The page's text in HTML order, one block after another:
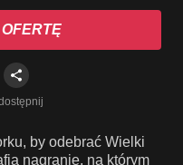
by odebrać Wielki
nagranie, na którym